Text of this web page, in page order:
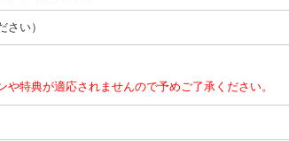
い）
特典が適応されませんので予めご了承ください。